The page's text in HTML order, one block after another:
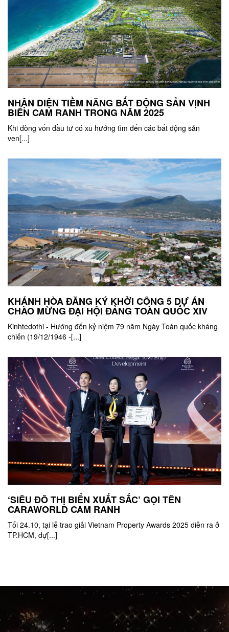
NHẬN DIỆN TIỀM NĂNG BẤT ĐỘNG SẢN VỊNH
BIỂN CAM RANH TRONG NĂM 2025
Khi dòng vốn đầu tư có xu hướng tìm đến các bất động sản
ven[...]
KHÁNH HÒA ĐĂNG KÝ KHỞI CÔNG 5 DỰ ÁN
CHÀO MỪNG ĐẠI HỘI ĐẢNG TOÀN QUỐC XIV
Kinhtedothi - Hướng đến kỷ niệm 79 năm Ngày Toàn quốc kháng
chiến (19/12/1946 -[...]
‘SIÊU ĐÔ THỊ BIỂN XUẤT SẮC’ GỌI TÊN
CARAWORLD CAM RANH
Tối 24.10, tại lễ trao giải Vietnam Property Awards 2025 diễn ra ở
TP.HCM, dự[...]